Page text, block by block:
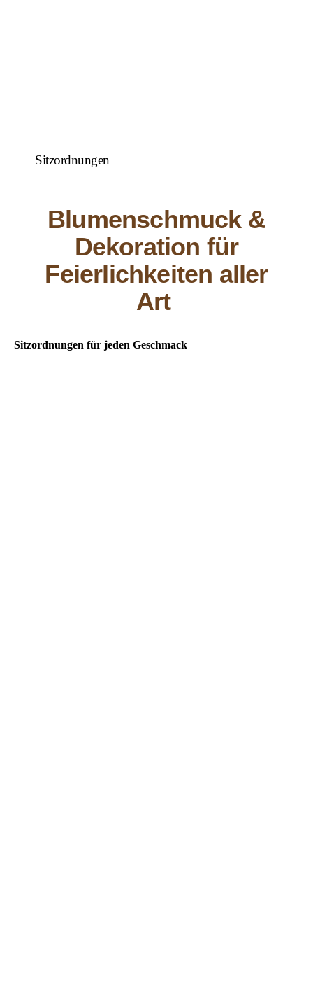
Sitzordnungen
Blumenschmuck &
Dekoration für
Feierlichkeiten aller
Art
Sitzordnungen für jeden Geschmack